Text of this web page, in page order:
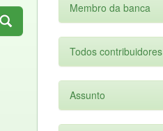
Membro da banca
Todos contribuidores
Assunto